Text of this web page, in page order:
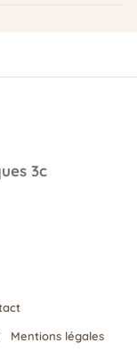
3c
Mentions légales